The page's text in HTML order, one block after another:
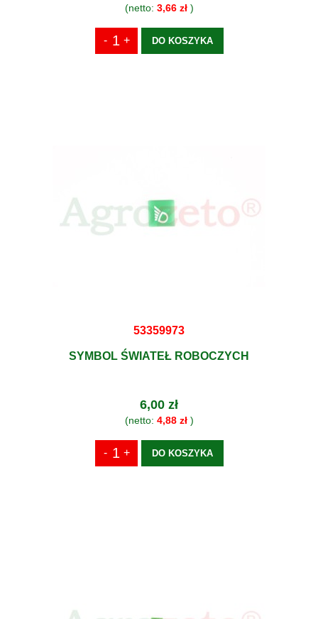
(netto: 3,66 zł)
DO KOSZYKA
53359973
SYMBOL ŚWIATEŁ ROBOCZYCH
6,00 zł
(netto: 4,88 zł)
DO KOSZYKA